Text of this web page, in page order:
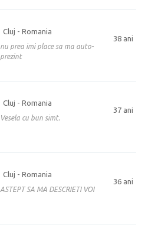
38 ani
Cluj - Romania
nu prea imi place sa ma auto-
prezint
37 ani
Cluj - Romania
Vesela cu bun simt.
36 ani
Cluj - Romania
ASTEPT SA MA DESCRIETI VOI